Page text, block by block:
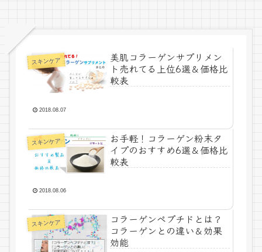
スキンケア
美肌コラーゲンサプリメン
ト売れてる上位6選＆価格比
較表
2018.08.07
スキンケア
お手軽！コラーゲン粉末タ
イプのおすすめ6選＆価格比
較表
2018.08.06
スキンケア
コラーゲンペプチドとは？
コラーゲンとの違い＆効果
効能